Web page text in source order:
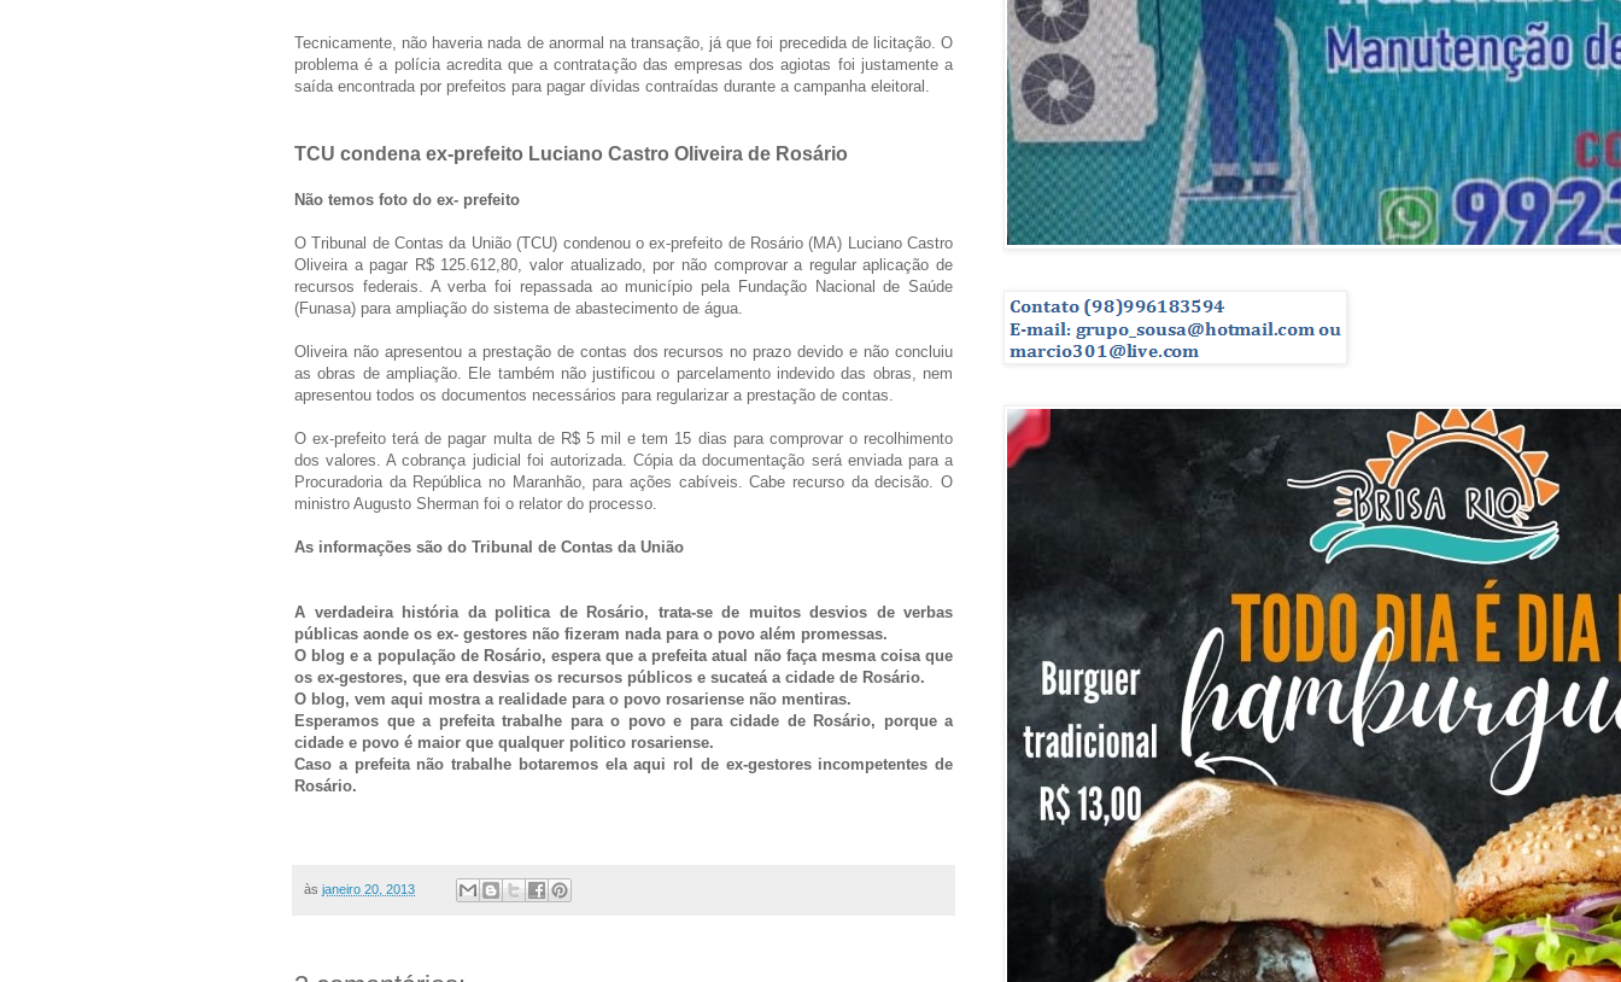
Tecnicamente, não haveria nada de anormal na transação, já que foi precedida de licitação. O
problema é a polícia acredita que a contratação das empresas dos agiotas foi justamente a
saída encontrada por prefeitos para pagar dívidas contraídas durante a campanha eleitoral.
TCU condena ex-prefeito Luciano Castro Oliveira de Rosário
Não temos foto do ex- prefeito
O Tribunal de Contas da União (TCU) condenou o ex-prefeito de Rosário (MA) Luciano Castro
Oliveira a pagar R$ 125.612,80, valor atualizado, por não comprovar a regular aplicação de
recursos federais. A verba foi repassada ao município pela Fundação Nacional de Saúde
(Funasa) para ampliação do sistema de abastecimento de água.
Oliveira não apresentou a prestação de contas dos recursos no prazo devido e não concluiu
as obras de ampliação. Ele também não justificou o parcelamento indevido das obras, nem
apresentou todos os documentos necessários para regularizar a prestação de contas.
O ex-prefeito terá de pagar multa de R$ 5 mil e tem 15 dias para comprovar o recolhimento
dos valores. A cobrança judicial foi autorizada. Cópia da documentação será enviada para a
Procuradoria da República no Maranhão, para ações cabíveis. Cabe recurso da decisão. O
ministro Augusto Sherman foi o relator do processo.
As informações são do Tribunal de Contas da União
A verdadeira história da politica de Rosário, trata-se de muitos desvios de verbas
públicas aonde os ex- gestores não fizeram nada para o povo além promessas.
O blog e a população de Rosário, espera que a prefeita atual não faça mesma coisa que
os ex-gestores, que era desvias os recursos públicos e sucateá a cidade de Rosário.
O blog, vem aqui mostra a realidade para o povo rosariense não mentiras.
Esperamos que a prefeita trabalhe para o povo e para cidade de Rosário, porque a
cidade e povo é maior que qualquer politico rosariense.
Caso a prefeita não trabalhe botaremos ela aqui rol de ex-gestores incompetentes de
Rosário.
às janeiro 20, 2013